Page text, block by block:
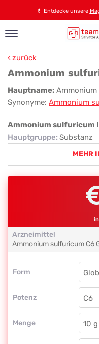
💊 Entdecke unsere
zurück
Ammonium
Ammonium
sulfuricum
Hauptname:
Synonyme: Ammonium
Ammonium sulfuricum
Hauptgruppe: Substanz
MEHR
Arzneimittel
Ammonium sulfuricum C6
Form
Form
Potenz
C6
Menge